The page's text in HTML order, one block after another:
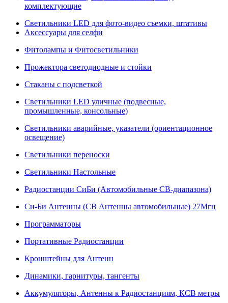
комплектующие
Светильники LED для фото-видео съемки, штативы
Аксессуары для селфи
Фитолампы и Фитосветильники
Прожектора светодиодные и стойки
Стаканы с подсветкой
Светильники LED уличные (подвесные,
промышленные, консольные)
Светильники аварийные, указатели (ориентационное
освещение)
Светильники переноски
Светильники Настольные
Радиостанции СиБи (Автомобильные СВ-диапазона)
Си-Би Антенны (СВ Антенны автомобильные) 27Мгц
Программаторы
Портативные Радиостанции
Кронштейны для Антенн
Динамики, гарнитуры, тангенты
Аккумуляторы, Антенны к Радиостанциям, КСВ метры